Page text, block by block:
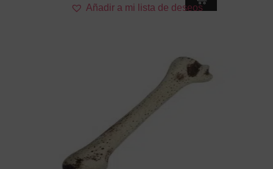
Añadir a mi lista de deseos